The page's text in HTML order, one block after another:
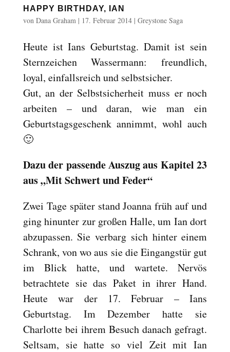
HAPPY BIRTHDAY, IAN
von Dana Graham| 17. Februar 2014| Greystone Saga
Heute ist Ians Geburtstag. Damit ist sein
Sternzeichen Wassermann: freundlich,
loyal, einfallsreich und selbstsicher.
Gut, an der Selbstsicherheit muss er noch
arbeiten – und daran, wie man ein
Geburtstagsgeschenk annimmt, wohl auch
🙂
Dazu der passende Auszug aus Kapitel 23
aus „Mit Schwert und Feder“
Zwei Tage später stand Joanna früh auf und
ging hinunter zur großen Halle, um Ian dort
abzupassen. Sie verbarg sich hinter einem
Schrank, von wo aus sie die Eingangstür gut
im Blick hatte, und wartete. Nervös
betrachtete sie das Paket in ihrer Hand.
Heute war der 17. Februar – Ians
Geburtstag. Im Dezember hatte sie
Charlotte bei ihrem Besuch danach gefragt.
Seltsam, sie hatte so viel Zeit mit Ian